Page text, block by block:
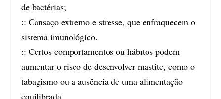
de bactérias;
:: Cansaço extremo e stresse, que enfraquecem o
sistema imunológico.
:: Certos comportamentos ou hábitos podem
aumentar o risco de desenvolver mastite, como o
tabagismo ou a ausência de uma alimentação
equilibrada.